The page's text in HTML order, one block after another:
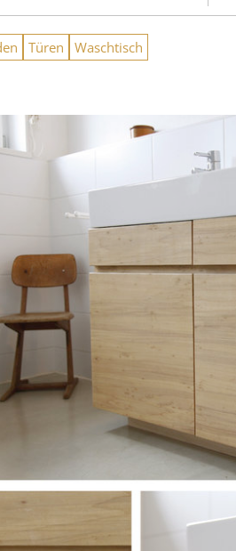
Türen Waschtisch